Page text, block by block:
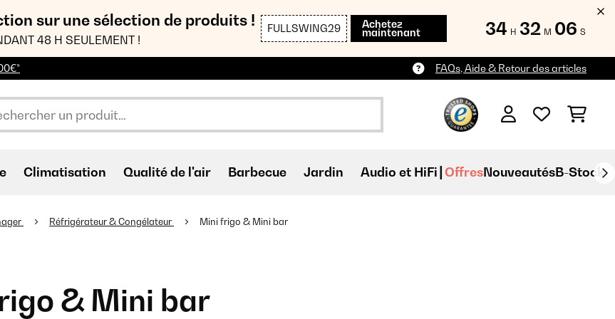
sur une sélection de produits !
48 H SEULEMENT !
FULLSWING29 Achetez
maintenant 34 H 32 M 06 S
FAQs, Aide & Retour des articles
Climatisation Qualité de l'air Barbecue Jardin Audio et HiFi OffresNouveautésB-Stock
Réfrigérateur & Congélateur Mini frigo & Mini bar
& Mini bar